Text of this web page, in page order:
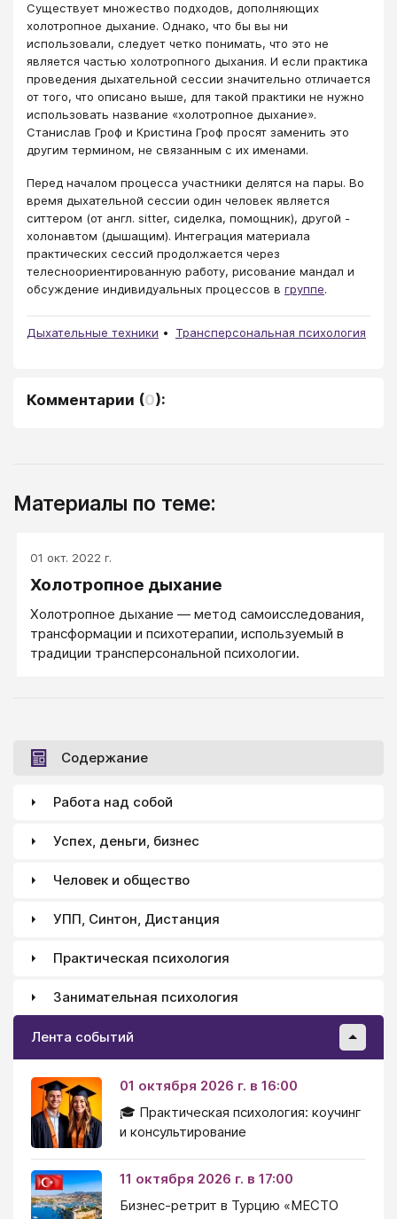
Существует множество подходов, дополняющих
холотропное дыхание. Однако, что бы вы ни
использовали, следует четко понимать, что это не
является частью холотропного дыхания. И если практика
проведения дыхательной сессии значительно отличается
от того, что описано выше, для такой практики не нужно
использовать название «холотропное дыхание».
Станислав Гроф и Кристина Гроф просят заменить это
другим термином, не связанным с их именами.
Перед началом процесса участники делятся на пары. Во
время дыхательной сессии один человек является
ситтером (от англ. sitter, сиделка, помощник), другой -
холонавтом (дышащим). Интеграция материала
практических сессий продолжается через
телесноориентированную работу, рисование мандал и
обсуждение индивидуальных процессов в группе.
Дыхательные техники Трансперсональная психология
Комментарии (0):
Материалы по теме:
01 окт. 2022 г.
Холотропное дыхание
Холотропное дыхание — метод самоисследования,
трансформации и психотерапии, используемый в
традиции трансперсональной психологии.
Содержание
Работа над собой
Успех, деньги, бизнес
Человек и общество
УПП, Синтон, Дистанция
Практическая психология
Занимательная психология
Лента событий
01 октября 2026 г. в 16:00
🎓 Практическая психология: коучинг
и консультирование
11 октября 2026 г. в 17:00
Бизнес-ретрит в Турцию «МЕСТО